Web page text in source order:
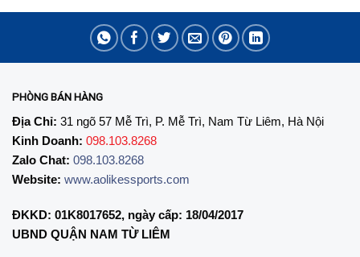
PHÒNG BÁN HÀNG
Địa Chỉ: 31 ngõ 57 Mễ Trì, P. Mễ Trì, Nam Từ Liêm, Hà Nội
Kinh Doanh: 098.103.8268
Zalo Chat: 098.103.8268
Website: www.aolikessports.com
ĐKKD: 01K8017652, ngày cấp: 18/04/2017
UBND QUẬN NAM TỪ LIÊM